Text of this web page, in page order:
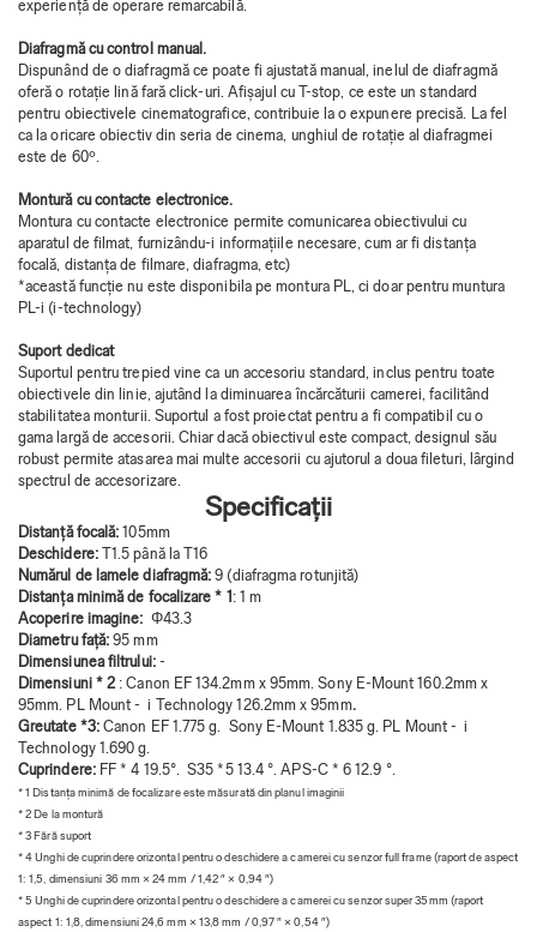
experiență de operare remarcabilă.
Diafragmă cu control manual.
Dispunând de o diafragmă ce poate fi ajustată manual, inelul de diafragmă
oferă o rotație lină fară click-uri. Afișajul cu T-stop, ce este un standard
pentru obiectivele cinematografice, contribuie la o expunere precisă. La fel
ca la oricare obiectiv din seria de cinema, unghiul de rotație al diafragmei
este de 60º.
Montură cu contacte electronice.
Montura cu contacte electronice permite comunicarea obiectivului cu
aparatul de filmat, furnizându-i informațiile necesare, cum ar fi distanța
focală, distanța de filmare, diafragma, etc)
*această funcție nu este disponibila pe montura PL, ci doar pentru muntura
PL-i (i-technology)
Suport dedicat
Suportul pentru trepied vine ca un accesoriu standard, inclus pentru toate
obiectivele din linie, ajutând la diminuarea încărcăturii camerei, facilitând
stabilitatea monturii. Suportul a fost proiectat pentru a fi compatibil cu o
gama largă de accesorii. Chiar dacă obiectivul este compact, designul său
robust permite atasarea mai multe accesorii cu ajutorul a doua fileturi, lârgind
spectrul de accesorizare.
Specificații
Distanță focală: 105mm
Deschidere:T1.5 până la T16
Numărul de lamele diafragmă:9 (diafragma rotunjită)
Distanța minimă de focalizare * 1 : 1 m
Acoperire imagine: Φ43.3
Diametru față: 95 mm
Dimensiunea filtrului:-
Dimensiuni * 2 : Canon EF 134.2mm x 95mm. Sony E-Mount 160.2mm x
95mm. PL Mount - i Technology 126.2mm x 95mm.
Greutate *3:Canon EF 1.775 g. Sony E-Mount 1.835 g. PL Mount - i
Technology 1.690 g.
Cuprindere:FF * 4 19.5°. S35 *5 13.4 °. APS-C * 6 12.9 °.
* 1 Distanța minimă de focalizare este măsurată din planul imaginii
* 2 De la montură
* 3 Fără suport
* 4 Unghi de cuprindere orizontal pentru o deschidere a camerei cu senzor full frame (raport de aspect
1: 1,5, dimensiuni 36 mm × 24 mm / 1,42 ″ × 0,94 ″)
* 5 Unghi de cuprindere orizontal pentru o deschidere a camerei cu senzor super 35mm (raport
aspect 1: 1,8, dimensiuni 24,6 mm × 13,8 mm / 0,97 ″ × 0,54 ″)